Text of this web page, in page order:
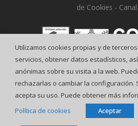
de Cookies -
© COGITI
Utilizamos cookies propias y de
servicios, obtener datos estadísticos,
anónimas sobre su visita a la web.
rechazarlas o cambiar la configuración.
acepta su uso. Puede obtener más
Política de cookies
Aceptar